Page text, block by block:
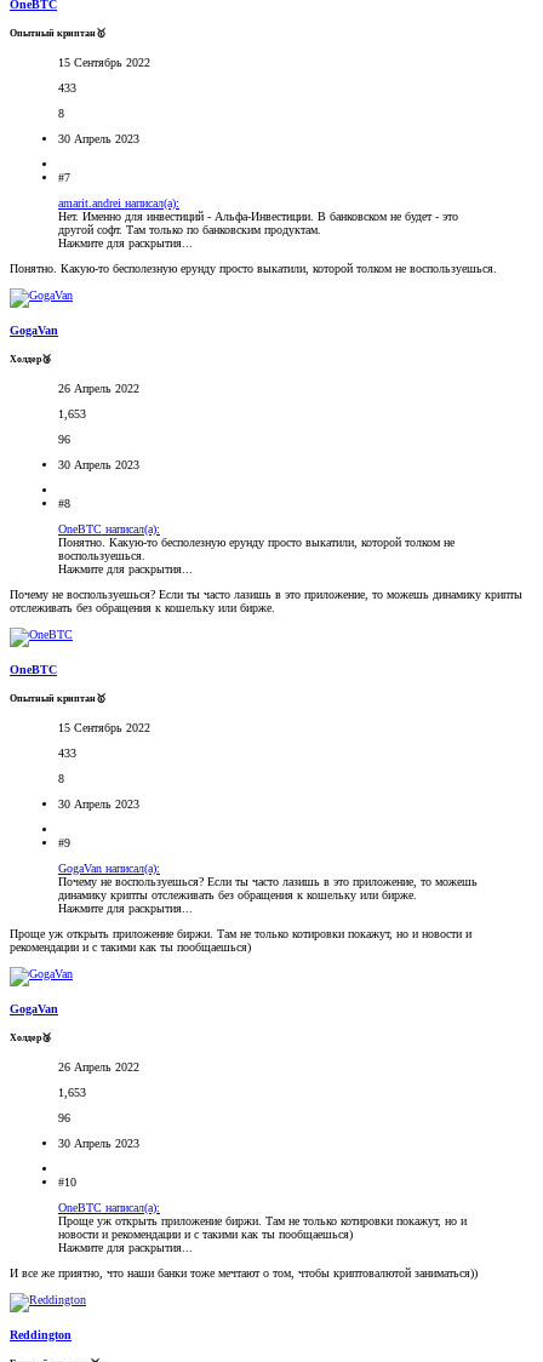
OneBTC
Опытный криптан🥇
15 Сентябрь 2022
433
8
30 Апрель 2023
#7
amarit.andrei написал(а):
Нет. Именно для инвестиций - Альфа-Инвестиции. В банковском не будет - это
другой софт. Там только по банковским продуктам.
Нажмите для раскрытия...
Понятно. Какую-то бесполезную ерунду просто выкатили, которой толком не воспользуешься.
GogaVan
Холдер🥉
26 Апрель 2022
1,653
96
30 Апрель 2023
#8
OneBTC написал(а):
Понятно. Какую-то бесполезную ерунду просто выкатили, которой толком не
воспользуешься.
Нажмите для раскрытия...
Почему не воспользуешься? Если ты часто лазишь в это приложение, то можешь динамику крипты
отслеживать без обращения к кошельку или бирже.
OneBTC
Опытный криптан🥇
15 Сентябрь 2022
433
8
30 Апрель 2023
#9
GogaVan написал(а):
Почему не воспользуешься? Если ты часто лазишь в это приложение, то можешь
динамику крипты отслеживать без обращения к кошельку или бирже.
Нажмите для раскрытия...
Проще уж открыть приложение биржи. Там не только котировки покажут, но и новости и
рекомендации и с такими как ты пообщаешься)
GogaVan
Холдер🥉
26 Апрель 2022
1,653
96
30 Апрель 2023
#10
OneBTC написал(а):
Проще уж открыть приложение биржи. Там не только котировки покажут, но и
новости и рекомендации и с такими как ты пообщаешься)
Нажмите для раскрытия...
И все же приятно, что наши банки тоже мечтают о том, чтобы криптовалютой заниматься))
Reddington